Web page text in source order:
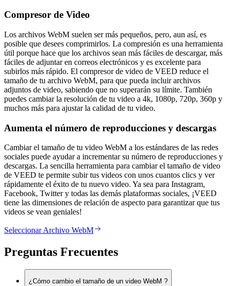
Compresor de Video
Los archivos WebM suelen ser más pequeños, pero, aun así, es
posible que desees comprimirlos. La compresión es una herramienta
útil porque hace que los archivos sean más fáciles de descargar, más
fáciles de adjuntar en correos electrónicos y es excelente para
subirlos más rápido. El compresor de video de VEED reduce el
tamaño de tu archivo WebM, para que pueda incluir archivos
adjuntos de video, sabiendo que no superarán su límite. También
puedes cambiar la resolución de tu video a 4k, 1080p, 720p, 360p y
muchos más para ajustar la calidad de tu video.
Aumenta el número de reproducciones y descargas
Cambiar el tamaño de tu video WebM a los estándares de las redes
sociales puede ayudar a incrementar su número de reproducciones y
descargas. La sencilla herramienta para cambiar el tamaño de video
de VEED te permite subir tus videos con unos cuantos clics y ver
rápidamente el éxito de tu nuevo video. Ya sea para Instagram,
Facebook, Twitter y todas las demás plataformas sociales, ¡VEED
tiene las dimensiones de relación de aspecto para garantizar que tus
videos se vean geniales!
Seleccionar Archivo WebM
Preguntas Frecuentes
¿Cómo cambio el tamaño de un video WebM ?